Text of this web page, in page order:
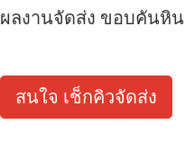
ผลงานจัดส่ง ขอบคันหิน
สนใจ เช็กคิวจัดส่ง